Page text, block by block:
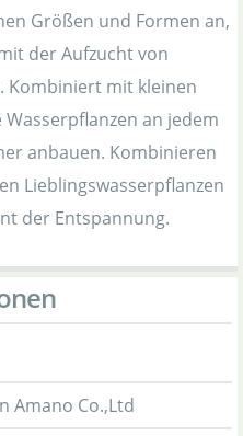
Größen und Formen an,
der Aufzucht von
Kombiniert mit kleinen
Wasserpflanzen an jedem
anbauen. Kombinieren
Lieblingswasserpflanzen
der Entspannung.
Amano Co.,Ltd